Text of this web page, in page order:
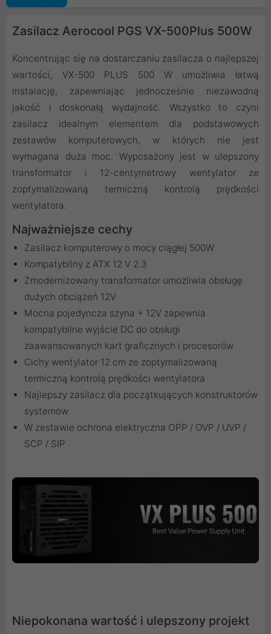
Zasilacz Aerocool PGS VX-500Plus 500W
Koncentrując się na dostarczaniu zasilacza o najlepszej
wartości, VX-500 PLUS 500 W umożliwia łatwą
instalację, zapewniając jednocześnie niezawodną
jakość i doskonałą wydajność. Wszystko to czyni
zasilacz idealnym elementem dla podstawowych
zestawów komputerowych, w których nie jest
wymagana duża moc. Wyposażony jest w ulepszony
transformator i 12-centymetrowy wentylator ze
zoptymalizowaną termiczną kontrolą prędkości
wentylatora.
Najważniejsze cechy
Zasilacz komputerowy o mocy ciągłej 500W
Kompatybilny z ATX 12 V 2.3
Zmodernizowany transformator umożliwia obsługę
dużych obciążeń 12V
Mocna pojedyncza szyna + 12V zapewnia
kompatybilne wyjście DC do obsługi
zaawansowanych kart graficznych i procesorów
Cichy wentylator 12 cm ze zoptymalizowaną
termiczną kontrolą prędkości wentylatora
Najlepszy zasilacz dla początkujących konstruktorów
systemów
W zestawie ochrona elektryczna OPP / OVP / UVP /
SCP / SIP
Niepokonana wartość i ulepszony projekt